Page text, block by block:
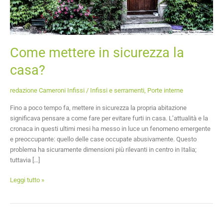
Come mettere in sicurezza la
casa?
redazione Cameroni Infissi / Infissi e serramenti Porte interne
Fino a poco tempo fa, mettere in sicurezza la propria abitazione
significava pensare a come fare per evitare furti in casa. L’attualità e la
cronaca in questi ultimi mesi ha messo in luce un fenomeno emergente
e preoccupante: quello delle case occupate abusivamente. Questo
problema ha sicuramente dimensioni più rilevanti in centro in Italia;
tuttavia […]
Leggi tutto »